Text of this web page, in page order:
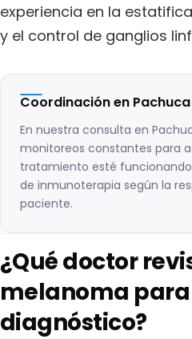
experiencia en la
y el control de ganglios
Coordinación en Pachuca
En nuestra consulta en
monitoreos constantes para
tratamiento esté funcionando
de inmunoterapia según la
paciente.
¿Qué doctor
melanoma
diagnóstico?